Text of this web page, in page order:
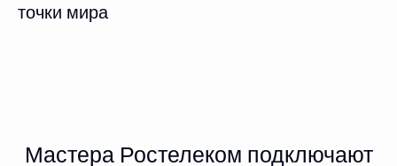
точки мира
Мастера Ростелеком подключают